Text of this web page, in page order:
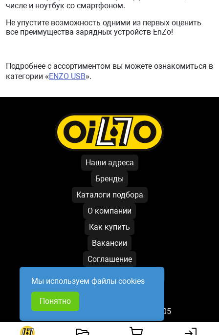
числе и ноутбук со смартфоном.
Не упустите возможность одними из первых оценить
все преимущества зарядных устройств EnZo!
Подробнее с ассортиментом вы можете ознакомиться в
категории «ENZO USB».
Наши адреса
Бренды
Каталоги подбора
О компании
Как купить
Вакансии
Соглашение
Условия обработки данных
Написать директору
База обновлена: 08.08.2026 19:05
Мы используем файлы cookies
Понятно